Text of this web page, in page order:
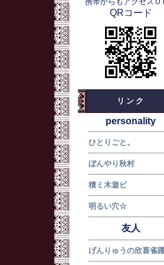
QRコード
リンク
personality
ひとりごと。
ぼんやり秋村
積ミ木遊ビ
明るい穴☆
友人
げんりゅうの欣喜雀